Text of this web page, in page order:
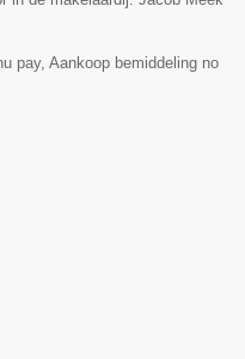
pay, Aankoop bemiddeling no